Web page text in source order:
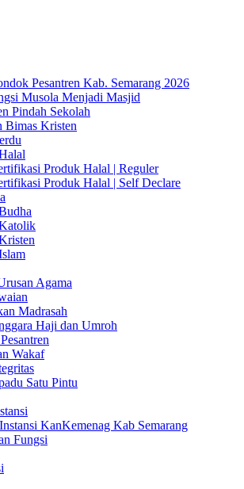
Pesantren Kab. Semarang 2026
Musola Menjadi Masjid
Pindah Sekolah
Bimas Kristen
Produk Halal | Reguler
Produk Halal | Self Declare
Agama
Madrasah
Haji dan Umroh
Wakaf
Satu Pintu
KanKemenag Kab Semarang
Fungsi